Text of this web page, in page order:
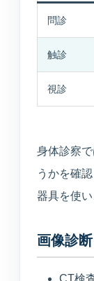
問診
触診
視診
身体診察
うかを確
器具を使
画像診断